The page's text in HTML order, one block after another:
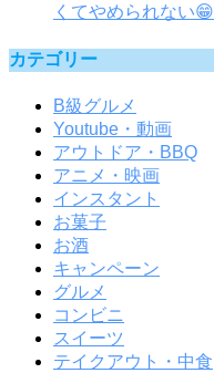
くてやめられない😁
カテゴリー
B級グルメ
Youtube・動画
アウトドア・BBQ
アニメ・映画
インスタント
お菓子
お酒
キャンペーン
グルメ
コンビニ
スイーツ
テイクアウト・中食